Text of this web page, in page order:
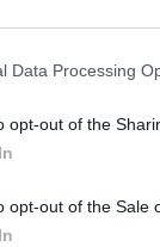
Data Processing
opt-out of the
opt-out of the Sale
italiane
con il
piano
un